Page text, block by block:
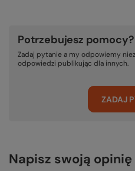
Potrzebujesz
Zadaj pytanie a my odpowiemy
odpowiedzi publikując dla innych.
ZADAJ
Napisz swoją opinię